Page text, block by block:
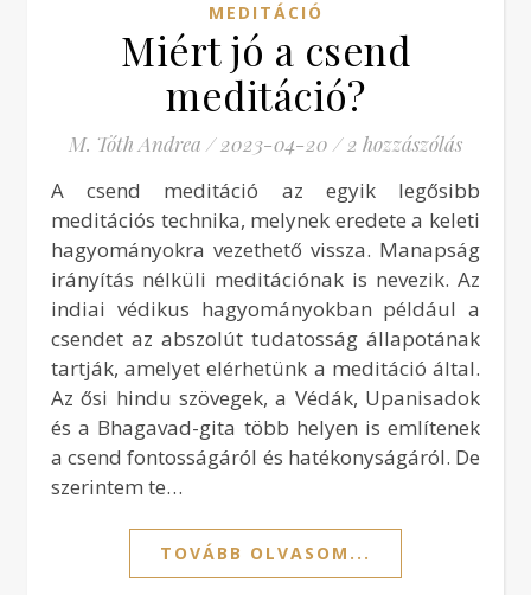
MEDITÁCIÓ
Miért jó a csend
meditáció?
M. Tóth Andrea / 2023-04-20 / 2 hozzászólás
A csend meditáció az egyik legősibb
meditációs technika, melynek eredete a keleti
hagyományokra vezethető vissza. Manapság
irányítás nélküli meditációnak is nevezik. Az
indiai védikus hagyományokban például a
csendet az abszolút tudatosság állapotának
tartják, amelyet elérhetünk a meditáció által.
Az ősi hindu szövegek, a Védák, Upanisadok
és a Bhagavad-gita több helyen is említenek
a csend fontosságáról és hatékonyságáról. De
szerintem te…
TOVÁBB OLVASOM...